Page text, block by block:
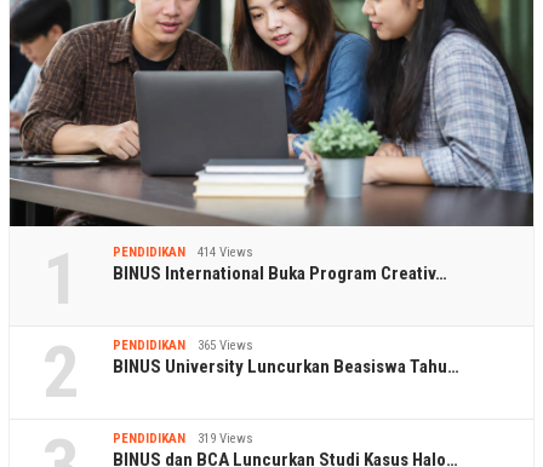
1 PENDIDIKAN 414 Views
BINUS International Buka Program Creativ…
2 PENDIDIKAN 365 Views
BINUS University Luncurkan Beasiswa Tahu…
PENDIDIKAN 319 Views
BINUS dan BCA Luncurkan Studi Kasus Halo…